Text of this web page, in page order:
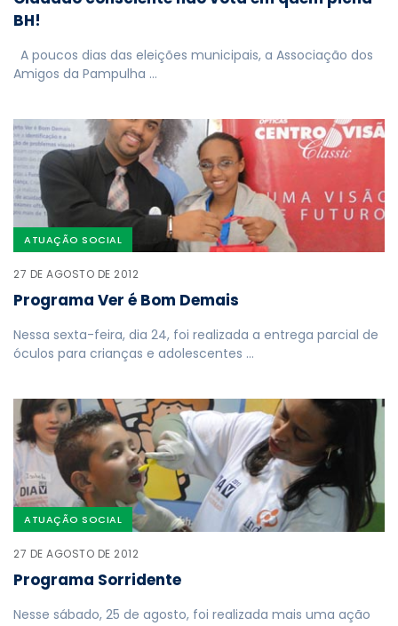
BH!
A poucos dias das eleições municipais, a Associação dos
Amigos da Pampulha …
ATUAÇÃO SOCIAL
27 DE AGOSTO DE 2012
Programa Ver é Bom Demais
Nessa sexta-feira, dia 24, foi realizada a entrega parcial de
óculos para crianças e adolescentes …
ATUAÇÃO SOCIAL
27 DE AGOSTO DE 2012
Programa Sorridente
Nesse sábado, 25 de agosto, foi realizada mais uma ação